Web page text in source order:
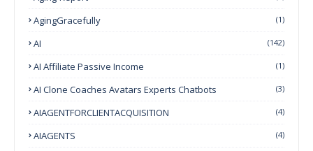
AgingGracefully (1)
AI (142)
AI Affiliate Passive Income (1)
AI Clone Coaches Avatars Experts Chatbots (3)
AIAGENTFORCLIENTACQUISITION (4)
AIAGENTS (4)